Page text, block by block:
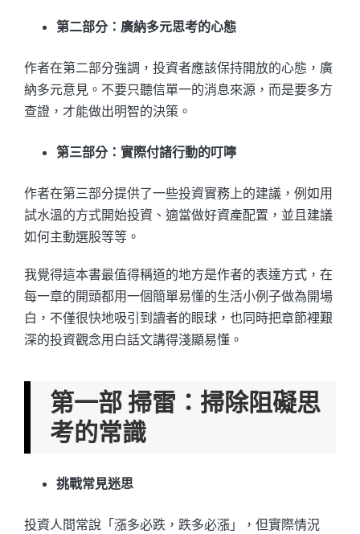
第二部分：廣納多元思考的心態
作者在第二部分強調，投資者應該保持開放的心態，廣
納多元意見。不要只聽信單一的消息來源，而是要多方
查證，才能做出明智的決策。
第三部分：實際付諸行動的叮嚀
作者在第三部分提供了一些投資實務上的建議，例如用
試水溫的方式開始投資、適當做好資產配置，並且建議
如何主動選股等等。
我覺得這本書最值得稱道的地方是作者的表達方式，在
每一章的開頭都用一個簡單易懂的生活小例子做為開場
白，不僅很快地吸引到讀者的眼球，也同時把章節裡艱
深的投資觀念用白話文講得淺顯易懂。
第一部 掃雷：掃除阻礙思
考的常識
挑戰常見迷思
投資人間常說「漲多必跌，跌多必漲」，但實際情況